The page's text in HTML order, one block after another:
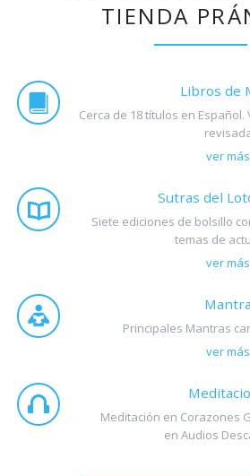
TIENDA
Libros de
Cerca de 18 títulos en
ver
Sutras del
Siete ediciones de bolsillo
temas de
ver
Principales Mantras
ver
Meditación en Corazones
en Audios